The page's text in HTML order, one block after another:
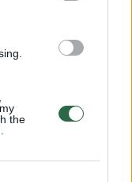
the
– kova prieš
15